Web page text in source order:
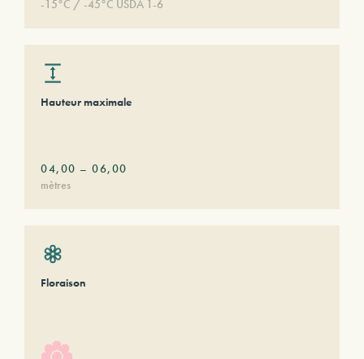
-15°C / -45°C USDA 1-6
Hauteur maximale
04,00 – 06,00
mètres
Floraison